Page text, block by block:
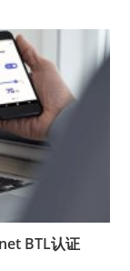
BTL认证